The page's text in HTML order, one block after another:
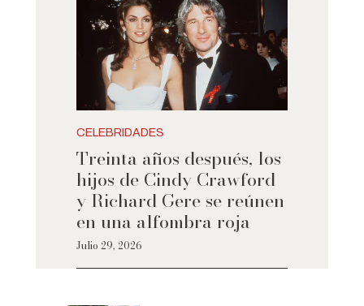
CELEBRIDADES
Treinta años después, los
hijos de Cindy Crawford
y Richard Gere se reúnen
en una alfombra roja
Julio 29, 2026